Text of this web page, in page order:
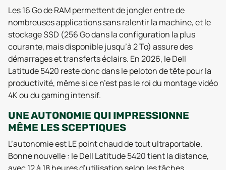
Les 16 Go de RAM permettent de jongler entre de
nombreuses applications sans ralentir la machine, et le
stockage SSD (256 Go dans la configuration la plus
courante, mais disponible jusqu’à 2 To) assure des
démarrages et transferts éclairs. En 2026, le Dell
Latitude 5420 reste donc dans le peloton de tête pour la
productivité, même si ce n’est pas le roi du montage vidéo
4K ou du gaming intensif.
UNE AUTONOMIE QUI IMPRESSIONNE
MÊME LES SCEPTIQUES
L’autonomie est LE point chaud de tout ultraportable.
Bonne nouvelle : le Dell Latitude 5420 tient la distance,